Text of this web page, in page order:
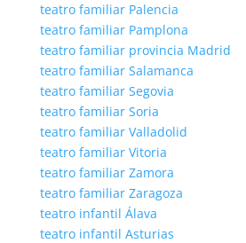
teatro familiar Palencia
teatro familiar Pamplona
teatro familiar provincia Madrid
teatro familiar Salamanca
teatro familiar Segovia
teatro familiar Soria
teatro familiar Valladolid
teatro familiar Vitoria
teatro familiar Zamora
teatro familiar Zaragoza
teatro infantil Álava
teatro infantil Asturias